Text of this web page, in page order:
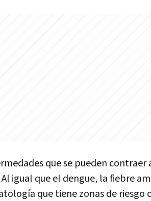
que se pueden
igual que el dengue, la fiebre
que tiene zonas de riesgo